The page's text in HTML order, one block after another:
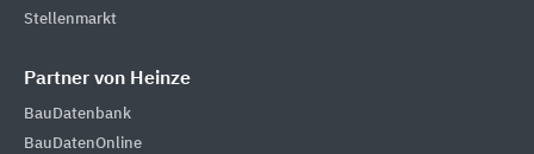
Stellenmarkt
Partner von Heinze
BauDatenbank
BauDatenOnline